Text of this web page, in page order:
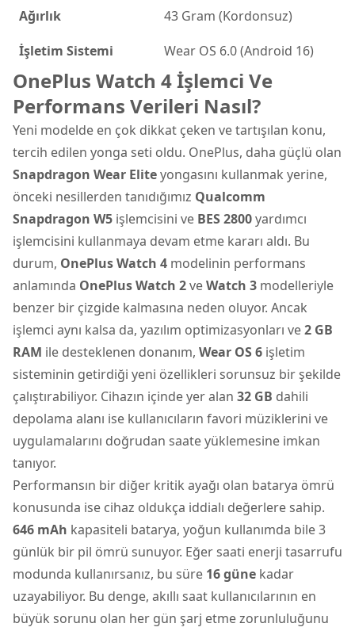
Ağırlık
43 Gram (Kordonsuz)
İşletim Sistemi
Wear OS 6.0 (Android 16)
OnePlus Watch 4 İşlemci Ve
Performans Verileri Nasıl?
Yeni modelde en çok dikkat çeken ve tartışılan konu,
tercih edilen yonga seti oldu. OnePlus, daha güçlü olan
Snapdragon Wear Eliteyongasını kullanmak yerine,
önceki nesillerden tanıdığımız Qualcomm
Snapdragon W5 işlemcisini ve BES 2800yardımcı
işlemcisini kullanmaya devam etme kararı aldı. Bu
durum, OnePlus Watch 4 modelinin performans
anlamında OnePlus Watch 2veWatch 3 modelleriyle
benzer bir çizgide kalmasına neden oluyor. Ancak
işlemci aynı kalsa da, yazılım optimizasyonları ve2 GB
RAM ile desteklenen donanım, Wear OS 6 işletim
sisteminin getirdiği yeni özellikleri sorunsuz bir şekilde
çalıştırabiliyor. Cihazın içinde yer alan 32 GB dahili
depolama alanı ise kullanıcıların favori müziklerini ve
uygulamalarını doğrudan saate yüklemesine imkan
tanıyor.
Performansın bir diğer kritik ayağı olan batarya ömrü
konusunda ise cihaz oldukça iddialı değerlere sahip.
646 mAh kapasiteli batarya, yoğun kullanımda bile 3
günlük bir pil ömrü sunuyor. Eğer saati enerji tasarrufu
modunda kullanırsanız, bu süre 16 güne kadar
uzayabiliyor. Bu denge, akıllı saat kullanıcılarının en
büyük sorunu olan her gün şarj etme zorunluluğunu